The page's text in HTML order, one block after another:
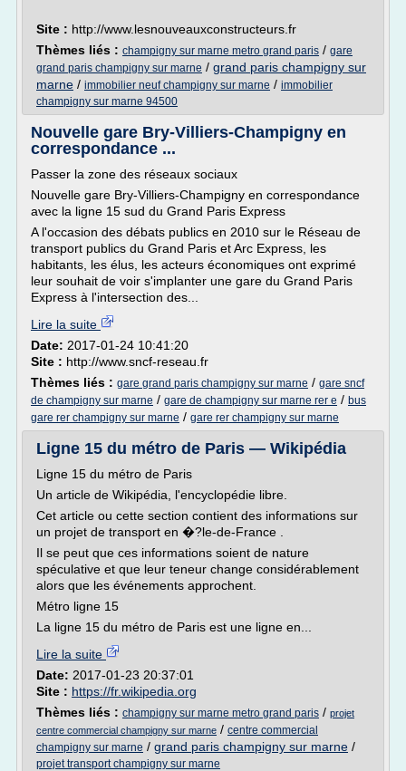
Site : http://www.lesnouveauxconstructeurs.fr
Thèmes liés : champigny sur marne metro grand paris / gare
grand paris champigny sur marne / grand paris champigny sur
marne / immobilier neuf champigny sur marne / immobilier
champigny sur marne 94500
Nouvelle gare Bry-Villiers-Champigny en
correspondance ...
Passer la zone des réseaux sociaux
Nouvelle gare Bry-Villiers-Champigny en correspondance
avec la ligne 15 sud du Grand Paris Express
A l'occasion des débats publics en 2010 sur le Réseau de
transport publics du Grand Paris et Arc Express, les
habitants, les élus, les acteurs économiques ont exprimé
leur souhait de voir s'implanter une gare du Grand Paris
Express à l'intersection des...
Lire la suite
Date: 2017-01-24 10:41:20
Site : http://www.sncf-reseau.fr
Thèmes liés : gare grand paris champigny sur marne / gare sncf
de champigny sur marne / gare de champigny sur marne rer e / bus
gare rer champigny sur marne / gare rer champigny sur marne
Ligne 15 du métro de Paris — Wikipédia
Ligne 15 du métro de Paris
Un article de Wikipédia, l'encyclopédie libre.
Cet article ou cette section contient des informations sur
un projet de transport en �?le-de-France .
Il se peut que ces informations soient de nature
spéculative et que leur teneur change considérablement
alors que les événements approchent.
Métro ligne 15
La ligne 15 du métro de Paris est une ligne en...
Lire la suite
Date: 2017-01-23 20:37:01
Site : https://fr.wikipedia.org
Thèmes liés : champigny sur marne metro grand paris / projet
centre commercial champigny sur marne / centre commercial
champigny sur marne / grand paris champigny sur marne /
projet transport champigny sur marne